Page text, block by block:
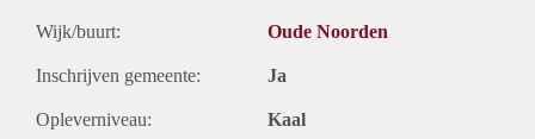
Wijk/buurt: Oude Noorden
Inschrijven gemeente: Ja
Opleverniveau: Kaal